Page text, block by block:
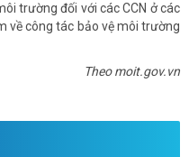
trường đối với các CCN ở các
về công tác bảo vệ môi trường
Theo moit.gov.vn